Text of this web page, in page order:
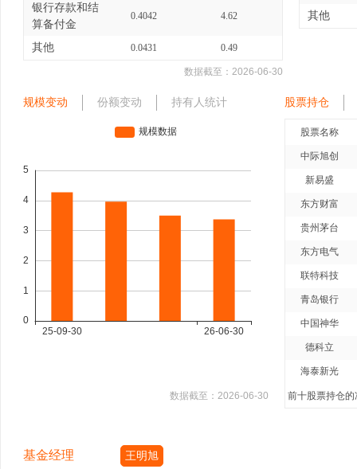
银行存款和结
算备付金
0.4042 4.62
其他 0.0431 0.49
数据截至： 2026-06-30
其他
规模变动 份额变动 持有人统计
数据截至： 2026-06-30
股票持仓
股票名称
中际旭创
新易盛
东方财富
贵州茅台
东方电气
联特科技
青岛银行
中国神华
德科立
海泰新光
前十股票持仓的
基金经理 王明旭